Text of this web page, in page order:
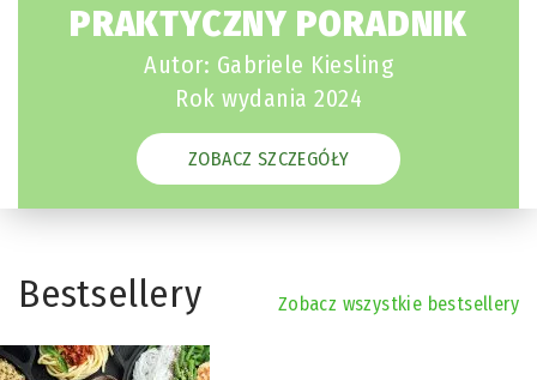
PRAKTYCZNY PORADNIK
Autor: Gabriele Kiesling
Rok wydania 2024
ZOBACZ SZCZEGÓŁY
Bestsellery Zobacz wszystkie bestsellery